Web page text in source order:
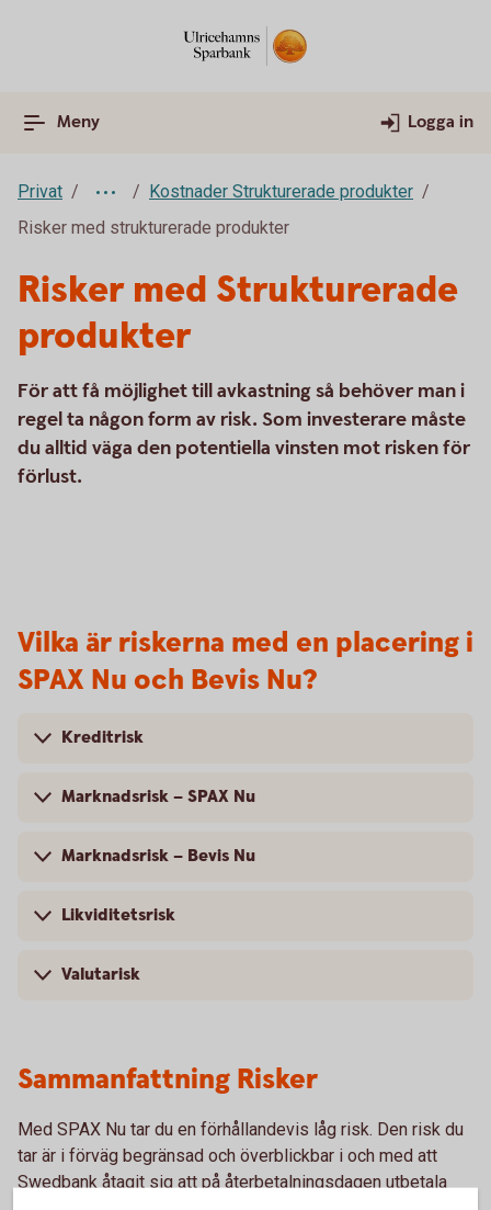
Meny Logga in
Privat
Kostnader Strukturerade produkter
Risker med strukturerade produkter
Risker med Strukturerade
produkter
För att få möjlighet till avkastning så behöver man i
regel ta någon form av risk. Som investerare måste
du alltid väga den potentiella vinsten mot risken för
förlust.
Vilka är riskerna med en placering i
SPAX Nu och Bevis Nu?
Kreditrisk
Marknadsrisk – SPAX Nu
Marknadsrisk – Bevis Nu
Likviditetsrisk
Valutarisk
Sammanfattning Risker
Med SPAX Nu tar du en förhållandevis låg risk. Den risk du
tar är i förväg begränsad och överblickbar i och med att
Swedbank åtagit sig att på återbetalningsdagen utbetala